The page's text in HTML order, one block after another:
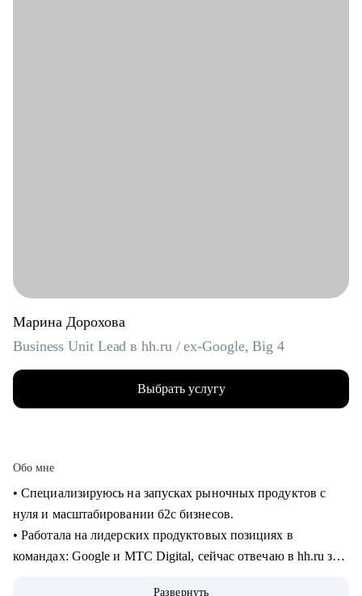
Марина Дорохова
Business Unit Lead в hh.ru / ex-Google, Big 4
Выбрать услугу
Обо мне
• Специализируюсь на запусках рыночных продуктов с
нуля и масштабировании б2с бизнесов.
• Работала на лидерских продуктовых позициях в
командах: Google и МТС Digital, сейчас отвечаю в hh.ru за
Развернуть